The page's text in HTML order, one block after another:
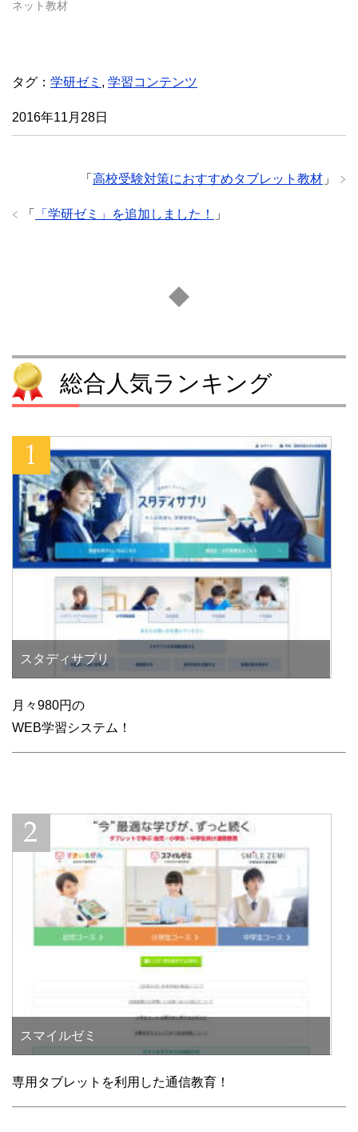
ネット教材
タグ： 学研ゼミ , 学習コンテンツ
2016年11月28日
「 高校受験対策におすすめタブレット教材 」
「 「学研ゼミ」を追加しました！ 」
総合人気ランキング
スタディサプリ
月々980円の
WEB学習システム！
スマイルゼミ
専用タブレットを利用した通信教育！